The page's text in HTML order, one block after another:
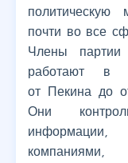
почти во все
Члены
работают в
от Пекина до
Они
информации,
компаниями,